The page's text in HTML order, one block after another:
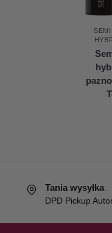
Tania wysyłka
DPD Pickup